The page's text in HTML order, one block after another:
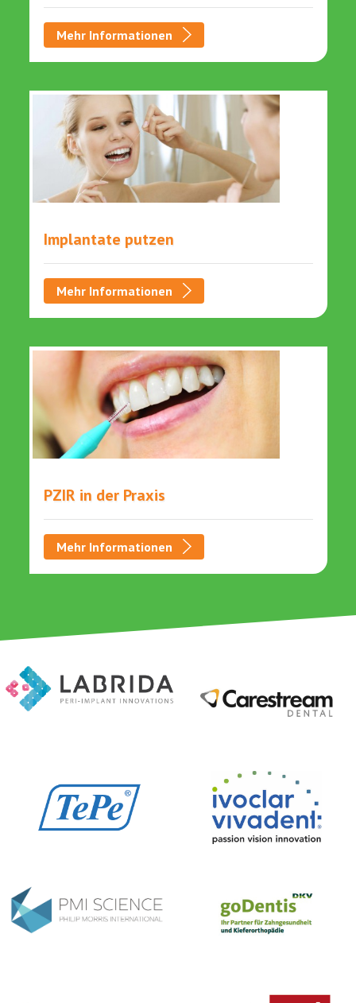
Mehr Informationen
Implantate putzen
Mehr Informationen
PZIR in der Praxis
Mehr Informationen